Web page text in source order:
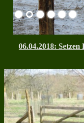
06.04.2018: